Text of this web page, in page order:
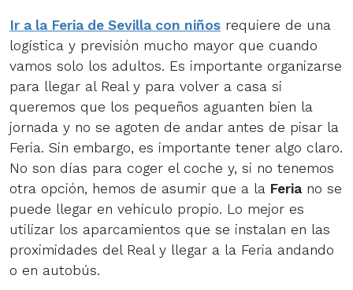
Ir a la Feria de Sevilla con niños requiere de una
logística y previsión mucho mayor que cuando
vamos solo los adultos. Es importante organizarse
para llegar al Real y para volver a casa si
queremos que los pequeños aguanten bien la
jornada y no se agoten de andar antes de pisar la
Feria. Sin embargo, es importante tener algo claro.
No son días para coger el coche y, si no tenemos
otra opción, hemos de asumir que a la Feriano se
puede llegar en vehículo propio. Lo mejor es
utilizar los aparcamientos que se instalan en las
proximidades del Real y llegar a la Feria andando
o en autobús.